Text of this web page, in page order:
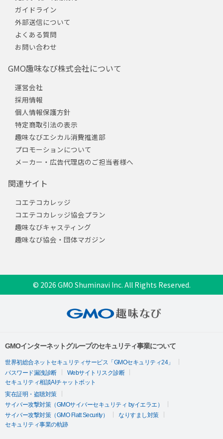
ガイドライン
外部送信について
よくある質問
お問い合わせ
GMO趣味なび株式会社について
運営会社
採用情報
個人情報保護方針
特定商取引法の表示
趣味なびエシカル消費推進部
プロモーションについて
メーカー・広告代理店のご担当者様へ
関連サイト
コエテコカレッジ
コエテコカレッジ協会プラン
趣味なびキャスティング
趣味なび協会・団体マガジン
© 2026 GMO Shuminavi Inc. All Rights Reserved.